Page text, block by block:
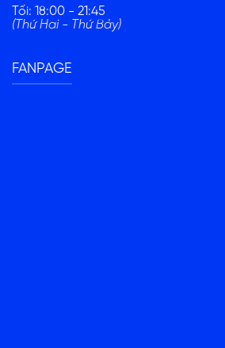
Tối: 18:00 - 21:45
(Thứ Hai - Thứ Bảy)
FANPAGE